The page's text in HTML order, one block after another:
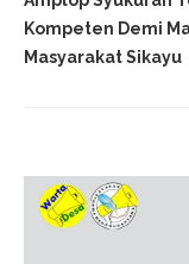
Kompeten Demi
Masyarakat Sikayu